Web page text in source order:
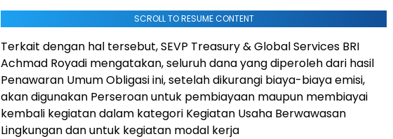
SCROLL TO RESUME CONTENT
Terkait dengan hal tersebut, SEVP Treasury & Global Services BRI
Achmad Royadi mengatakan, seluruh dana yang diperoleh dari hasil
Penawaran Umum Obligasi ini, setelah dikurangi biaya-biaya emisi,
akan digunakan Perseroan untuk pembiayaan maupun membiayai
kembali kegiatan dalam kategori Kegiatan Usaha Berwawasan
Lingkungan dan untuk kegiatan modal kerja